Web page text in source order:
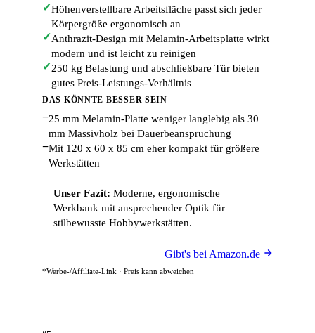
✓Höhenverstellbare Arbeitsfläche passt sich jeder
Körpergröße ergonomisch an
✓Anthrazit-Design mit Melamin-Arbeitsplatte wirkt
modern und ist leicht zu reinigen
✓250 kg Belastung und abschließbare Tür bieten
gutes Preis-Leistungs-Verhältnis
DAS KÖNNTE BESSER SEIN
−25 mm Melamin-Platte weniger langlebig als 30
mm Massivholz bei Dauerbeanspruchung
−Mit 120 x 60 x 85 cm eher kompakt für größere
Werkstätten
Unser Fazit: Moderne, ergonomische
Werkbank mit ansprechender Optik für
stilbewusste Hobbywerkstätten.
Gibt's bei Amazon.de
*Werbe-/Affiliate-Link · Preis kann abweichen